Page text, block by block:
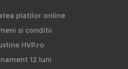
platilor online
si conditii
HVP.ro
12 luni